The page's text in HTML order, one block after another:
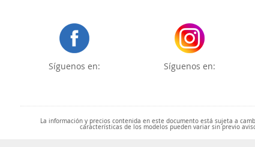
Síguenos en: Síguenos en:
La información y precios contenida en este documento está sujeta a
características de los modelos pueden variar sin previo